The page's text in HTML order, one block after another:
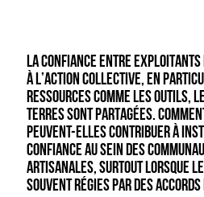
LA CONFIANCE ENTRE
À L’ACTION COLLECTIVE, EN
RESSOURCES COMME LES OUTILS,
TERRES SONT PARTAGÉES.
PEUVENT-ELLES CONTRIBUER À
CONFIANCE AU SEIN DES
ARTISANALES, SURTOUT LORSQUE
SOUVENT RÉGIES PAR DES